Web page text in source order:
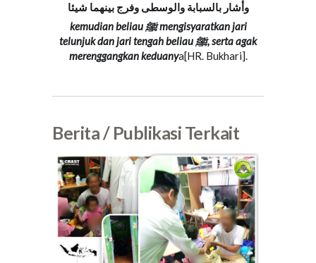
وأشار بالسبابة والوسطى وفرج بينهما شيئا
kemudian beliau ﷺ mengisyaratkan jari
telunjuk dan jari tengah beliau ﷺ, serta agak
merenggangkan keduanya[HR. Bukhari].
Berita / Publikasi Terkait